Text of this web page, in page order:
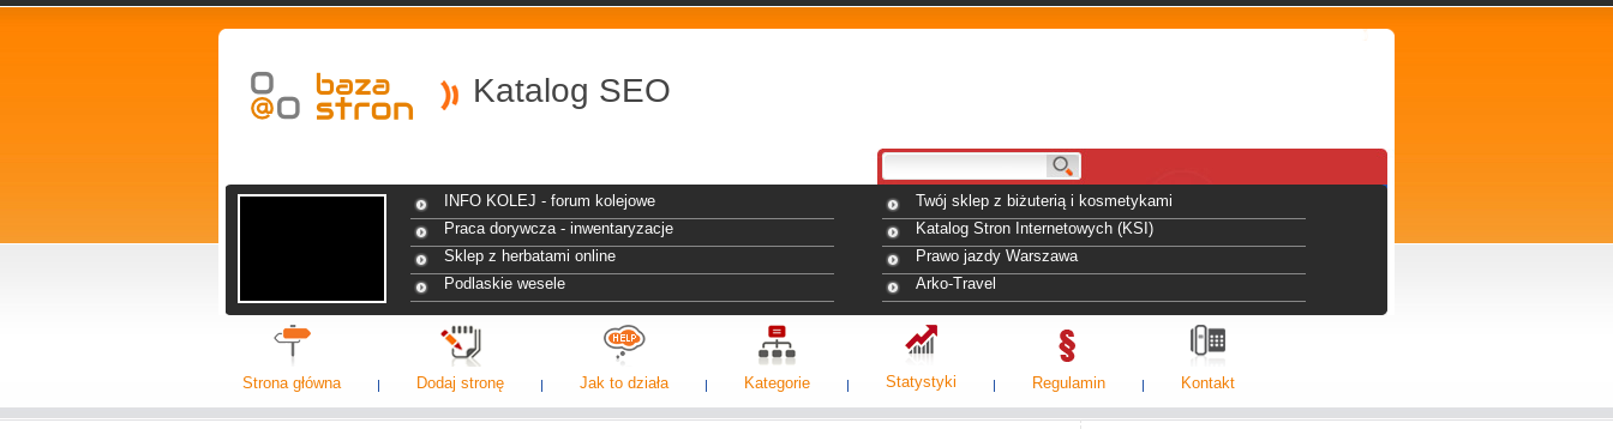
Katalog SEO
INFO KOLEJ - forum kolejowe
Twój sklep z biżuterią i kosmetykami
Praca dorywcza - inwentaryzacje
Katalog Stron Internetowych (KSI)
Sklep z herbatami online
Prawo jazdy Warszawa
Podlaskie wesele
Arko-Travel
Strona główna Dodaj stronę Jak to działa Kategorie Statystyki Regulamin Kontakt